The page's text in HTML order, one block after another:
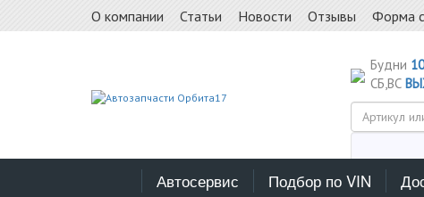
О компании Статьи Новости Отзывы Форма
Будни
СБ,ВС
Автосервис Подбор по VIN